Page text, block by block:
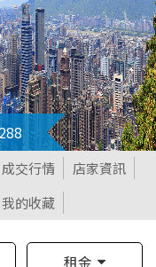
成交行情
店家資訊
我的收藏
租金